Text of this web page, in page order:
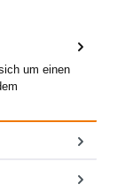
um einen